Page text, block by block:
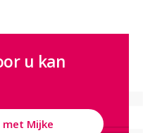
u kan
Mijke